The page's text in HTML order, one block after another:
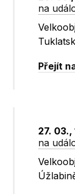
na
Přejít
27. 03.,
na